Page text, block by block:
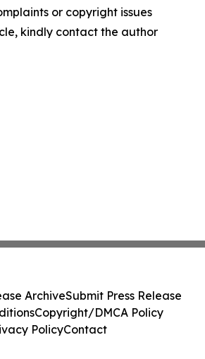
or copyright issues
kindly contact the author
ArchiveSubmit Press Release
Copyright/DMCA Policy
PolicyContact